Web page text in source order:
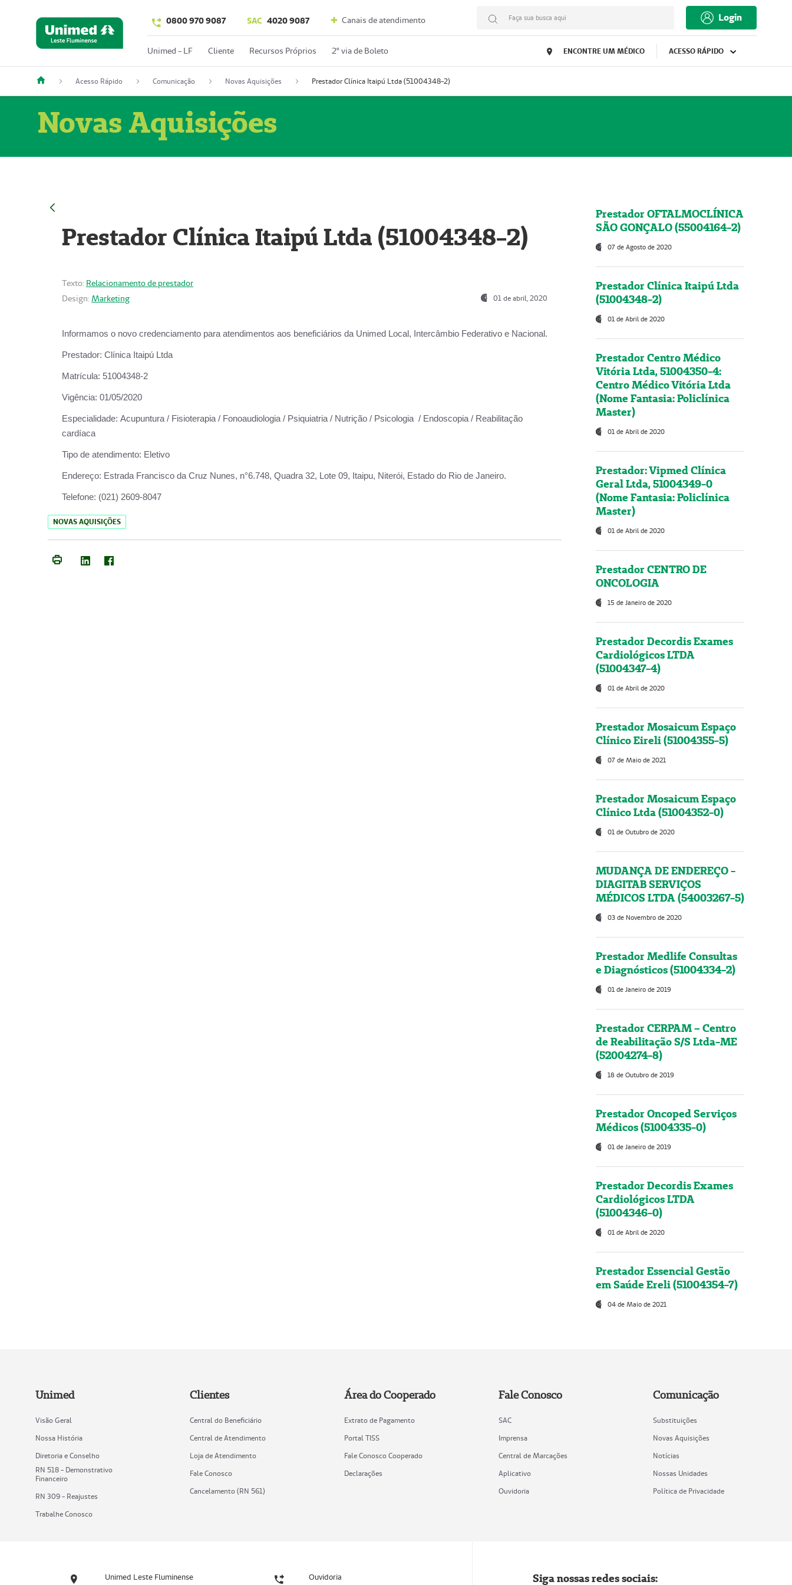
0800 970 9087 SAC 4020 9087 Canais de atendimento Faça sua busca aqui Login
Unimed - LF Cliente Recursos Próprios 2º via de Boleto ENCONTRE UM MÉDICO ACESSO RÁPIDO
Acesso Rápido Comunicação Novas Aquisições Prestador Clínica Itaipú Ltda (51004348-2)
Novas Aquisições
Prestador Clínica Itaipú Ltda (51004348-2)
Texto: Relacionamento de prestador
Design: Marketing 01 de abril, 2020
Informamos o novo credenciamento para atendimentos aos beneficiários da Unimed Local, Intercâmbio Federativo e Nacional.
Prestador: Clínica Itaipú Ltda
Matrícula: 51004348-2
Vigência: 01/05/2020
Especialidade: Acupuntura / Fisioterapia / Fonoaudiologia / Psiquiatria / Nutrição / Psicologia / Endoscopia / Reabilitação
cardíaca
Tipo de atendimento: Eletivo
Endereço: Estrada Francisco da Cruz Nunes, n°6.748, Quadra 32, Lote 09, Itaipu, Niterói, Estado do Rio de Janeiro.
Telefone: (021) 2609-8047
NOVAS AQUISIÇÕES
Prestador OFTALMOCLÍNICA
SÃO GONÇALO (55004164-2)
07 de Agosto de 2020
Prestador Clínica Itaipú Ltda
(51004348-2)
01 de Abril de 2020
Prestador Centro Médico
Vitória Ltda, 51004350-4:
Centro Médico Vitória Ltda
(Nome Fantasia: Policlínica
Master)
01 de Abril de 2020
Prestador: Vipmed Clínica
Geral Ltda, 51004349-0
(Nome Fantasia: Policlínica
Master)
01 de Abril de 2020
Prestador CENTRO DE
ONCOLOGIA
15 de Janeiro de 2020
Prestador Decordis Exames
Cardiológicos LTDA
(51004347-4)
01 de Abril de 2020
Prestador Mosaicum Espaço
Clínico Eireli (51004355-5)
07 de Maio de 2021
Prestador Mosaicum Espaço
Clínico Ltda (51004352-0)
01 de Outubro de 2020
MUDANÇA DE ENDEREÇO -
DIAGITAB SERVIÇOS
MÉDICOS LTDA (54003267-5)
03 de Novembro de 2020
Prestador Medlife Consultas
e Diagnósticos (51004334-2)
01 de Janeiro de 2019
Prestador CERPAM – Centro
de Reabilitação S/S Ltda-ME
(52004274-8)
18 de Outubro de 2019
Prestador Oncoped Serviços
Médicos (51004335-0)
01 de Janeiro de 2019
Prestador Decordis Exames
Cardiológicos LTDA
(51004346-0)
01 de Abril de 2020
Prestador Essencial Gestão
em Saúde Ereli (51004354-7)
04 de Maio de 2021
Unimed
Visão Geral
Nossa História
Diretoria e Conselho
RN 518 - Demonstrativo
Financeiro
RN 309 - Reajustes
Trabalhe Conosco
Clientes
Central do Beneficiário
Central de Atendimento
Loja de Atendimento
Fale Conosco
Cancelamento (RN 561)
Área do Cooperado
Extrato de Pagamento
Portal TISS
Fale Conosco Cooperado
Declarações
Fale Conosco
SAC
Imprensa
Central de Marcações
Aplicativo
Ouvidoria
Comunicação
Substituições
Novas Aquisições
Notícias
Nossas Unidades
Política de Privacidade
Unimed Leste Fluminense Ouvidoria Siga nossas redes sociais: